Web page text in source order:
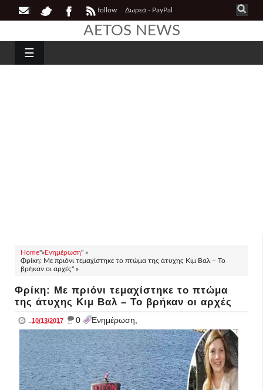
follow Δωρεά - PayPal
AETOS NEWS
☰
Home"»Ενημέρωση" »
Φρίκη: Με πριόνι τεμαχίστηκε το πτώμα της άτυχης Κιμ Βαλ – To
βρήκαν οι αρχές" »
Φρίκη: Με πριόνι τεμαχίστηκε το πτώμα
της άτυχης Κιμ Βαλ – To βρήκαν οι αρχές
..10/13/2017 _ 0 Ενημέρωση,